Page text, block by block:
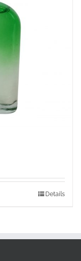
Details